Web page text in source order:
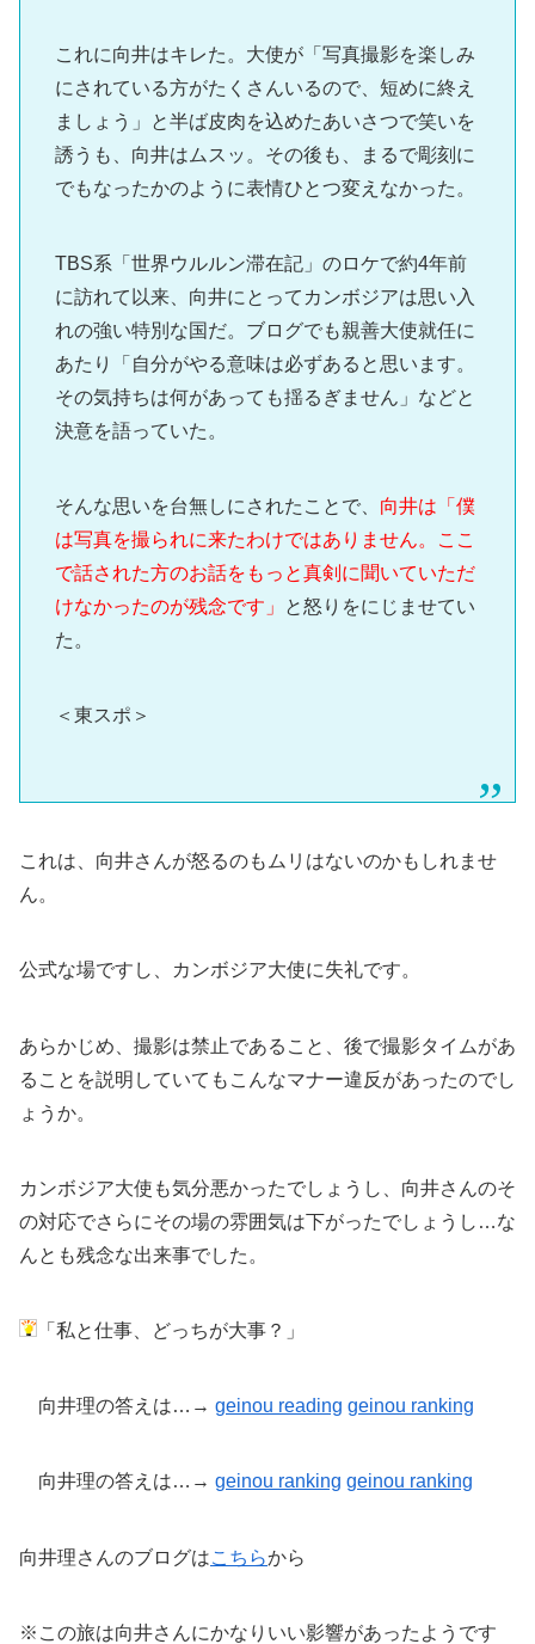
これに向井はキレた。大使が「写真撮影を楽しみ
にされている方がたくさんいるので、短めに終え
ましょう」と半ば皮肉を込めたあいさつで笑いを
誘うも、向井はムスッ。その後も、まるで彫刻に
でもなったかのように表情ひとつ変えなかった。
TBS系「世界ウルルン滞在記」のロケで約4年前
に訪れて以来、向井にとってカンボジアは思い入
れの強い特別な国だ。ブログでも親善大使就任に
あたり「自分がやる意味は必ずあると思います。
その気持ちは何があっても揺るぎません」などと
決意を語っていた。
そんな思いを台無しにされたことで、 向井は「僕
は写真を撮られに来たわけではありません。ここ
で話された方のお話をもっと真剣に聞いていただ
けなかったのが残念です」
と怒りをにじませてい
た。
＜東スポ＞
これは、向井さんが怒るのもムリはないのかもしれませ
ん。
公式な場ですし、カンボジア大使に失礼です。
あらかじめ、撮影は禁止であること、後で撮影タイムがあ
ることを説明していてもこんなマナー違反があったのでし
ょうか。
カンボジア大使も気分悪かったでしょうし、向井さんのそ
の対応でさらにその場の雰囲気は下がったでしょうし…な
んとも残念な出来事でした。
「私と仕事、どっちが大事？」
向井理の答えは…→ geinou reading geinou ranking
向井理の答えは…→ geinou ranking geinou ranking
向井理さんのブログはこちらから
※この旅は向井さんにかなりいい影響があったようです